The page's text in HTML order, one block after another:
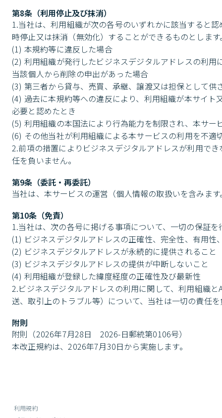
第8条（利用停止及び抹消）
1.当社は、利用組織が次の各号のいずれかに該当すると
時停止又は抹消（無効化）することができるものとします
(1) 本規約等に違反した場合
(2) 利用組織が発行したビジネスデジタルアドレスの利
当該個人から削除の申出があった場合
(3) 第三者から貸与、売買、承継、譲渡又は担保として
(4) 過去に本規約等への違反により、利用組織が本サイ
必要と認めたとき
(5) 利用組織の本国法により行為能力を制限され、本サー
(6) その他当社が利用組織による本サービスの利用を不適
2.前項の措置によりビジネスデジタルアドレスが利用で
任を負いません。
第9条（委託・再委託）
当社は、本サービスの運営（個人情報の取扱いを含みま
第10条（免責）
1.当社は、次の各号に掲げる事項について、一切の保証
(1) ビジネスデジタルアドレスの正確性、完全性、有用性
(2) ビジネスデジタルアドレスが永続的に提供されること
(3) ビジネスデジタルアドレスの提供が中断しないこと
(4) 利用組織が登録した緯度経度の正確性及び最新性
2.ビジネスデジタルアドレスの利用に関して、利用組織
送、取引上のトラブル等）について、当社は一切の責任
附則
附則（2026年7月28日　2026-日郵統第0106号）
本改正規約は、2026年7月30日から実施します。
利用規約